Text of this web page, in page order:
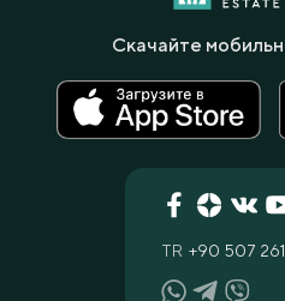
TR +90 507
Скачайте